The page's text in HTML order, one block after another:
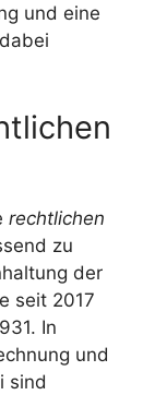
und eine
rechtlichen
zu
der
seit 2017
In
und
sind